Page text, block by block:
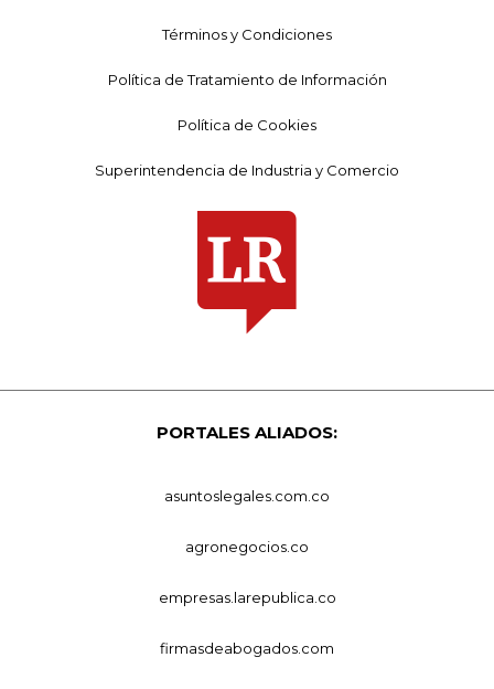
Términos y Condiciones
Política de Tratamiento de Información
Política de Cookies
Superintendencia de Industria y Comercio
PORTALES ALIADOS:
asuntoslegales.com.co
agronegocios.co
empresas.larepublica.co
firmasdeabogados.com